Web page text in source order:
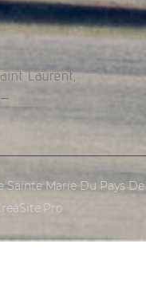
Laurent,
Sainte Marie Du Pays De